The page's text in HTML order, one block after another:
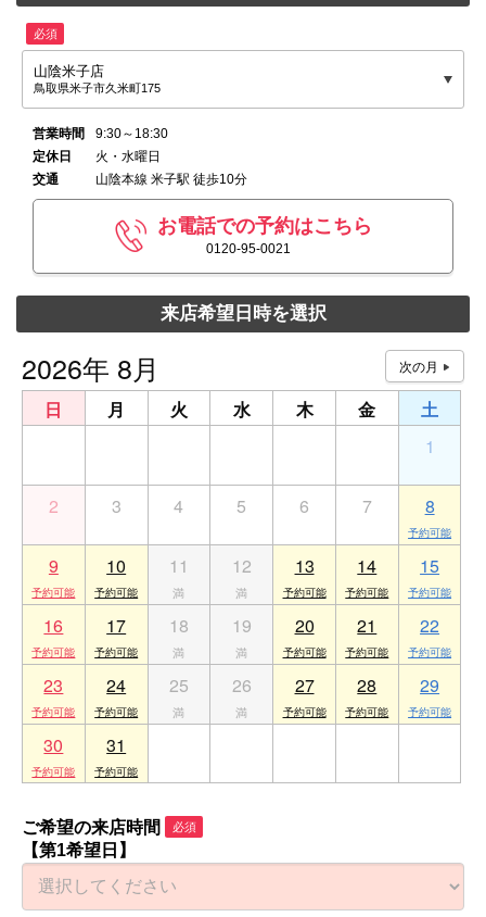
必須
山陰米子店
鳥取県米子市久米町175
営業時間
9:30～18:30
定休日
火・水曜日
交通
山陰本線 米子駅 徒歩10分
お電話での予約はこちら
0120-95-0021
来店希望日時を選択
2026年 8月
日 月 火 水 木 金
土
1
2 3 4 5 6 7 8
9 10 11 12 13 14 15
16 17 18 19 20 21 22
23 24 25 26 27 28 29
30 31
ご希望の来店時間 必須
【第1希望日】